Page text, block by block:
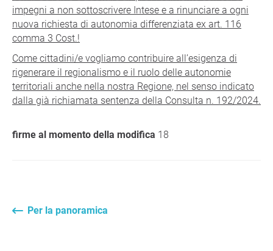
impegni a non sottoscrivere Intese e a rinunciare a ogni
nuova richiesta di autonomia differenziata ex art. 116
comma 3 Cost.!
Come cittadini/e vogliamo contribuire all’esigenza di
rigenerare il regionalismo e il ruolo delle autonomie
territoriali anche nella nostra Regione, nel senso indicato
dalla già richiamata sentenza della Consulta n. 192/2024.
firme al momento della modifica 18
Per la panoramica